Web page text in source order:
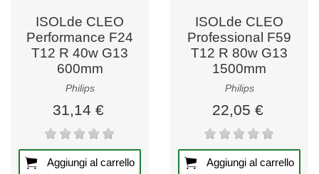
ISOLde CLEO
Performance F24
T12 R 40w G13
600mm
Philips
31,14 €
Aggiungi al carrello
ISOLde CLEO
Professional F59
T12 R 80w G13
1500mm
Philips
22,05 €
Aggiungi al carrello